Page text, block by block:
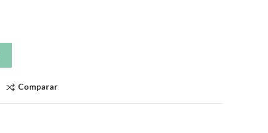
Comparar